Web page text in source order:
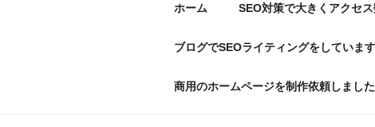
ホーム SEO対策で大きくアクセ
ブログでSEOライティングをしています
商用のホームページを制作依頼しました